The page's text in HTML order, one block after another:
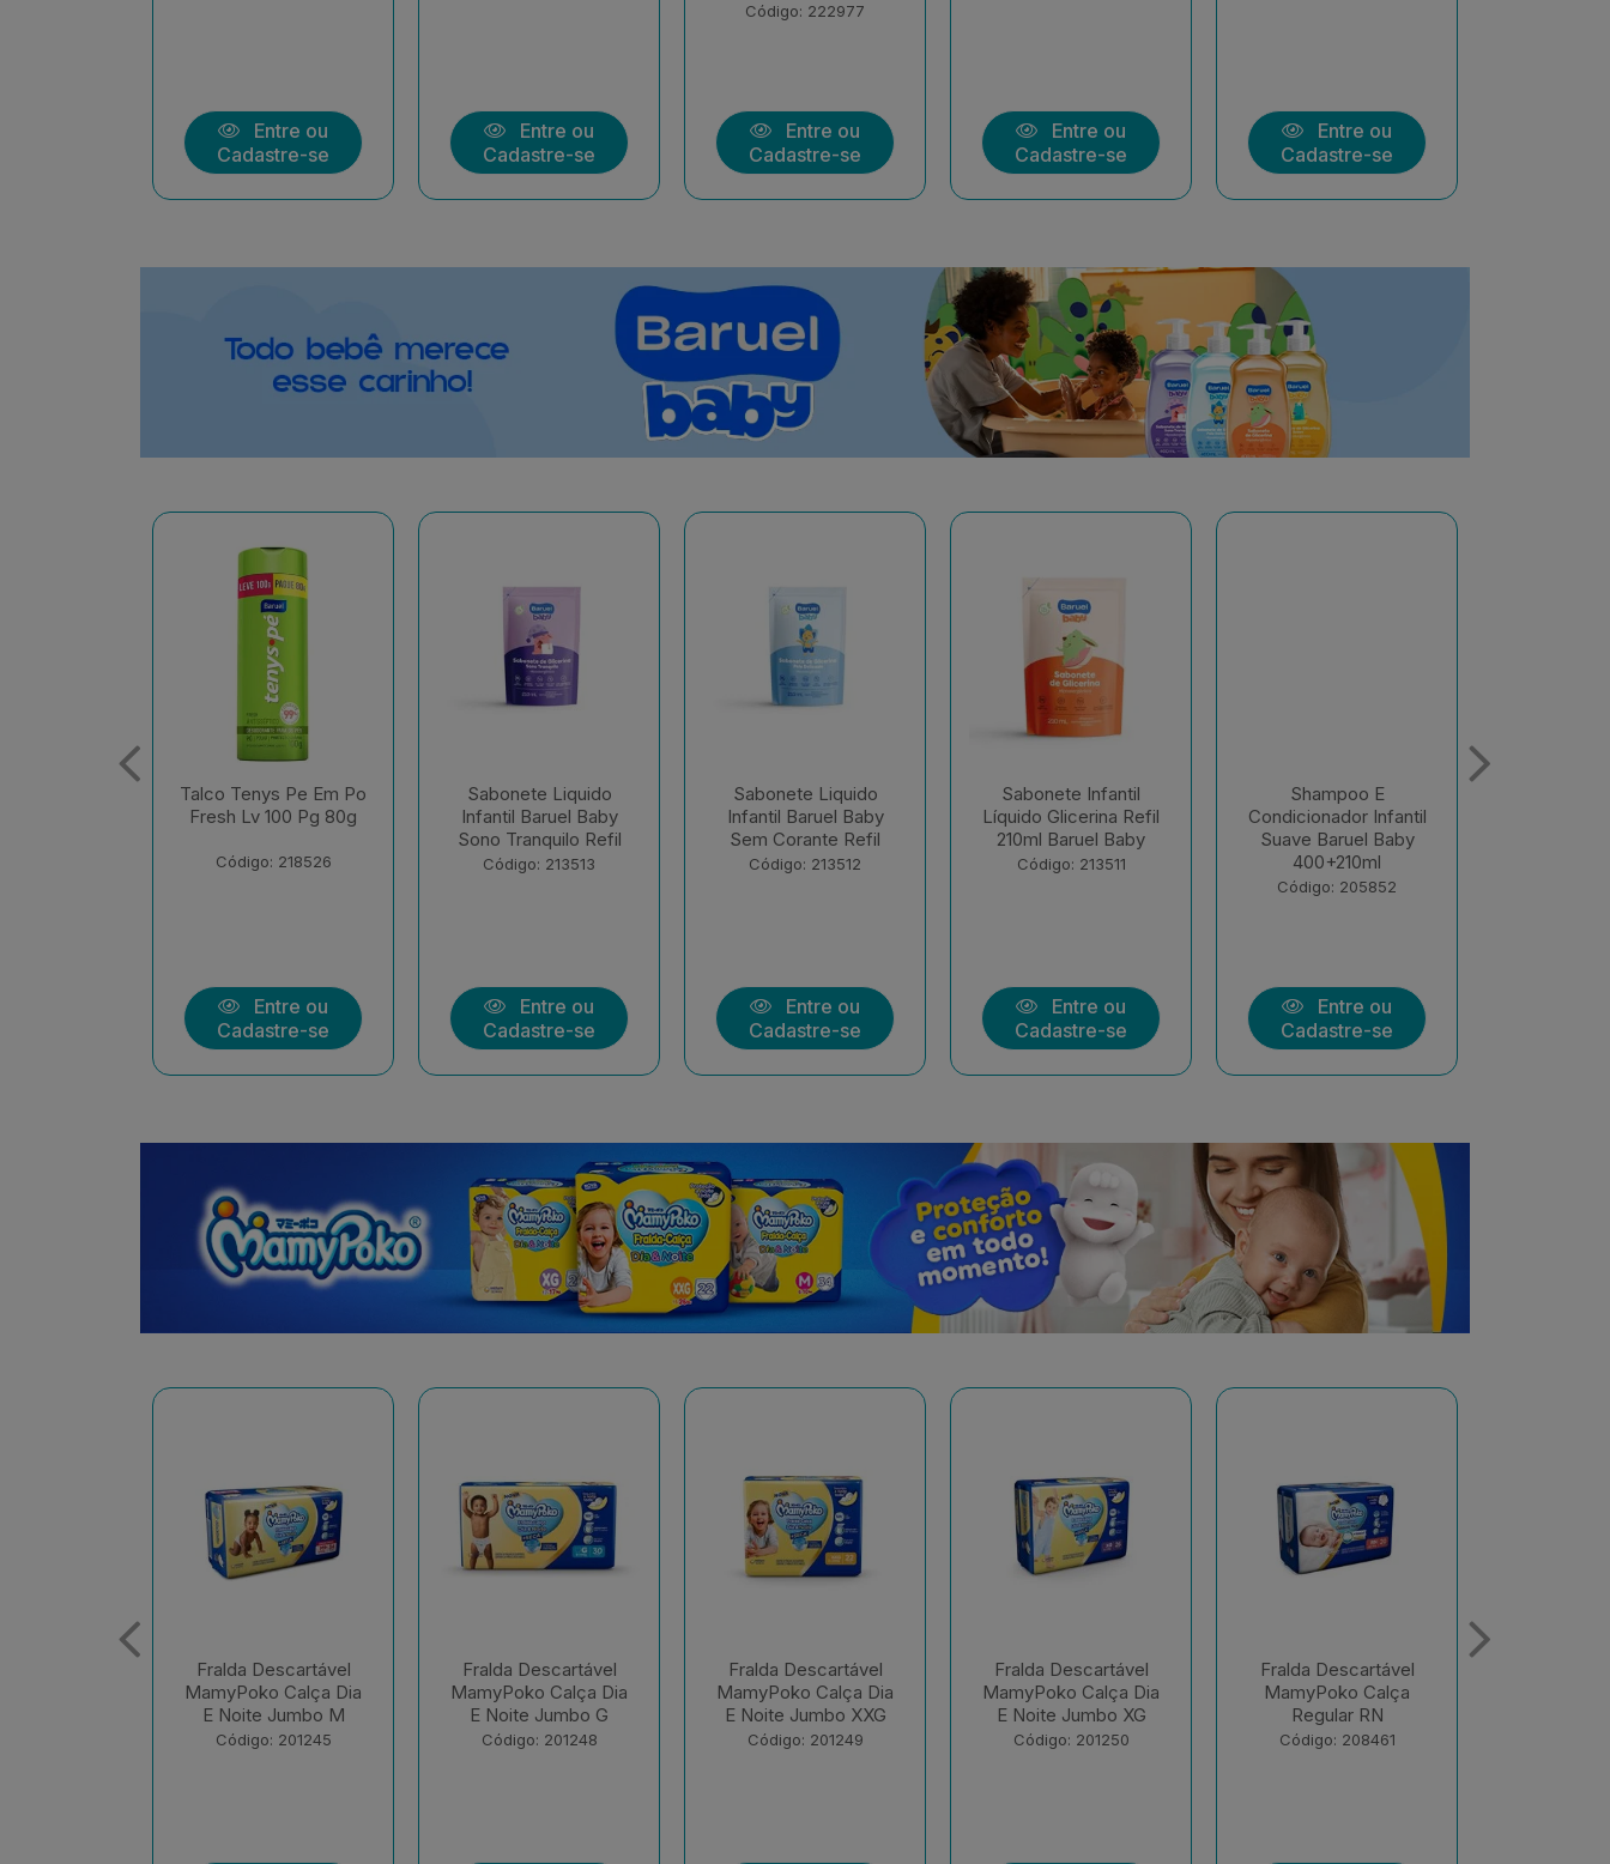
Entre ou
Cadastre-se
Entre ou
Cadastre-se
Entre ou
Cadastre-se
Entre ou
Cadastre-se
Entre ou
Cadastre-se
Sabonete Liquido
Infantil Baruel Baby
Código: 213513
Entre ou
Cadastre-se
Sabonete Liquido
Infantil Baruel Baby
Sem Corante Refil
Código: 213512
Entre ou
Cadastre-se
Sabonete Infantil
Líquido Glicerina Refil
210ml Baruel Baby
Código: 213511
Entre ou
Cadastre-se
Shampoo E
Condicionador Infantil
Suave Baruel Baby
400+210ml
Entre ou
Cadastre-se
Shampoo E
Condicionador Infantil
Sono Tranquilo 400ml
+ 210m...
Código: 205851
Entre ou
Cadastre-se
Fralda Descartável
MamyPoko Calça Dia
E Noite Jumbo G
Código: 201248
Fralda Descartável
MamyPoko Calça Dia
E Noite Jumbo XXG
Código: 201249
Fralda Descartável
MamyPoko Calça Dia
E Noite Jumbo XG
Código: 201250
Fralda Descartável
MamyPoko Calça
Regular RN
Código: 208461
Fralda Descartável
MamyPoko Calça Dia
E Noite Giga M 68
Unid...